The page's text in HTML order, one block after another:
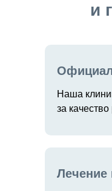
и
Наша
за
Лечение